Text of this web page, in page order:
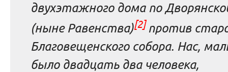
двухэтажного дома по
(ныне Равенства)[2]против
Благовещенского собора. Нас,
было двадцать два человека,